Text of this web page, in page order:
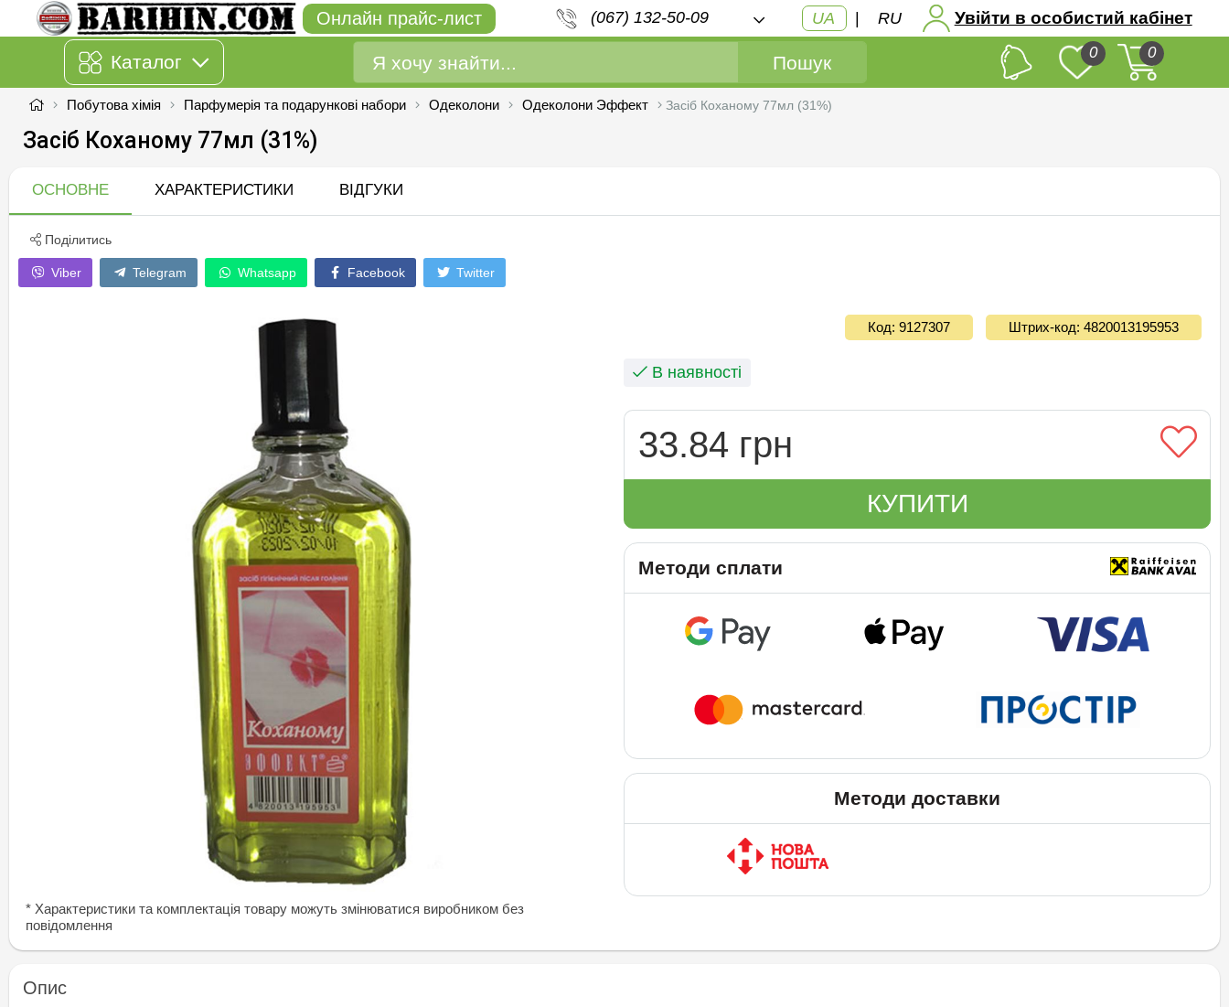
Онлайн прайс-лист (067) 132-50-09 UA | RU Увійти в особистий кабінет
Каталог Пошук 0 0
Побутова хімія Парфумерія та подарункові набори Одеколони Одеколони Эффект Засіб Коханому 77мл (31%)
Засіб Коханому 77мл (31%)
ОСНОВНЕ ХАРАКТЕРИСТИКИ ВІДГУКИ
Поділитись
Viber Telegram Whatsapp Facebook Twitter
* Характеристики та комплектація товару можуть змінюватися виробником без
повідомлення
Код: 9127307 Штрих-код: 4820013195953
В наявності
33.84 грн
КУПИТИ
Методи сплати
Методи доставки
Опис